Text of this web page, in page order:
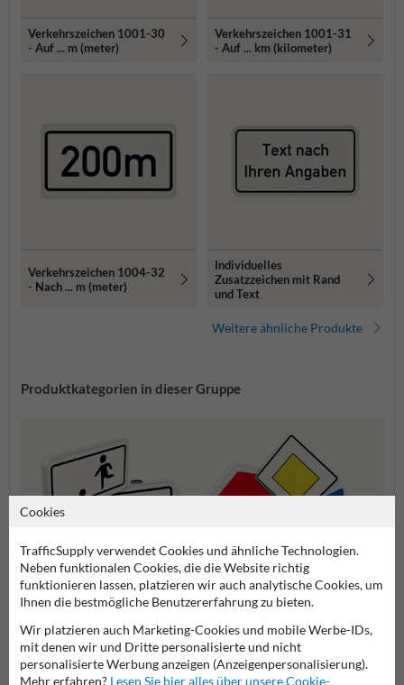
Verkehrszeichen 1001-30
- Auf ... m (meter)
Verkehrszeichen 1001-31
- Auf ... km (kilometer)
Verkehrszeichen 1004-32
- Nach ... m (meter)
Individuelles
Zusatzzeichen mit Rand
und Text
Weitere ähnliche Produkte
Produktkategorien in dieser Gruppe
Verkehrsschilder
Cookies
TrafficSupply verwendet Cookies und ähnliche Technologien.
Neben funktionalen Cookies, die die Website richtig
funktionieren lassen, platzieren wir auch analytische Cookies, um
Ihnen die bestmögliche Benutzererfahrung zu bieten.
Wir platzieren auch Marketing-Cookies und mobile Werbe-IDs,
mit denen wir und Dritte personalisierte und nicht
personalisierte Werbung anzeigen (Anzeigenpersonalisierung).
Mehr erfahren? Lesen Sie hier alles über unsere Cookie-